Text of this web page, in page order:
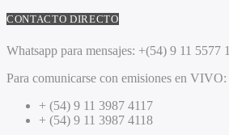
CONTACTO DIRECTO
Whatsapp para mensajes: +(54) 9 11 5577
Para comunicarse con emisiones en VIVO:
+ (54) 9 11 3987 4117
+ (54) 9 11 3987 4118